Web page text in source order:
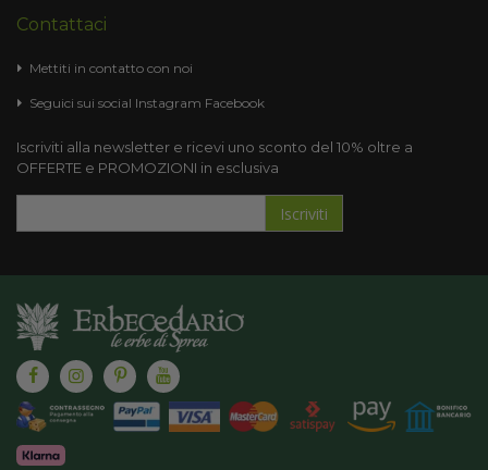
Contattaci
Mettiti in contatto con noi
Seguici sui social Instagram Facebook
Iscriviti alla newsletter e ricevi uno sconto del 10% oltre a
OFFERTE e PROMOZIONI in esclusiva
Iscriviti